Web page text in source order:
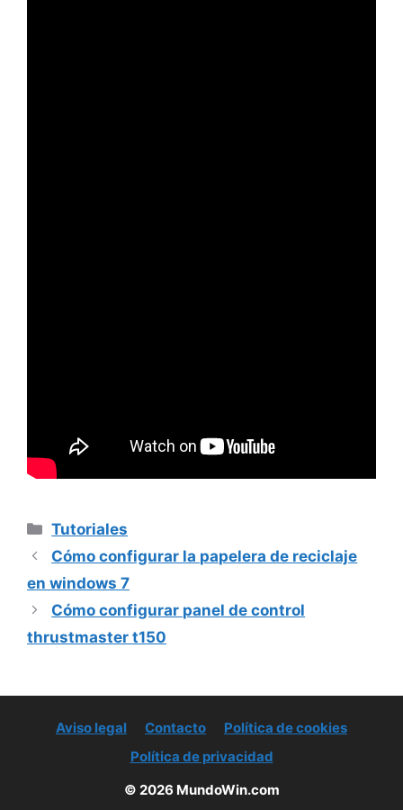
Categorías
Tutoriales
Cómo configurar la papelera de reciclaje
en windows 7
Cómo configurar panel de control
thrustmaster t150
Aviso legal Contacto
Política de cookies
Política de privacidad
© 2026 MundoWin.com